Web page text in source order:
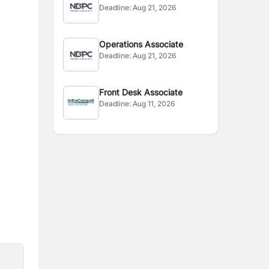
Deadline:Aug 21, 2026
Operations Associate
Deadline:Aug 21, 2026
Front Desk Associate
Deadline:Aug 11, 2026